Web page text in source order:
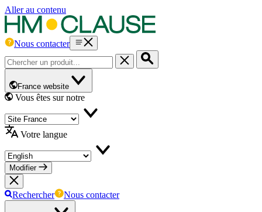
Aller au contenu
Nous contacter
France website
Vous êtes sur notre
Votre langue
Modifier
Rechercher Nous contacter